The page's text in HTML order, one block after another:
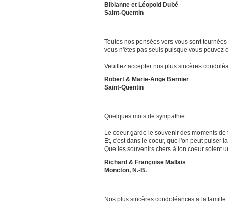
Bibianne et Léopold Dubé
Saint-Quentin
Toutes nos pensées vers vous sont
vous n'êtes pas seuls puisque vous pouvez
Veuillez accepter nos plus sincères
Robert & Marie-Ange Bernier
Saint-Quentin
Quelques mots de sympathie
Le coeur garde le souvenir des moments
Et, c'est dans le coeur, que l'on peut puiser
Que les souvenirs chers à ton coeur soient
Richard & Françoise Mallais
Moncton, N.-B.
Nos plus sincères condoléances a la famille.